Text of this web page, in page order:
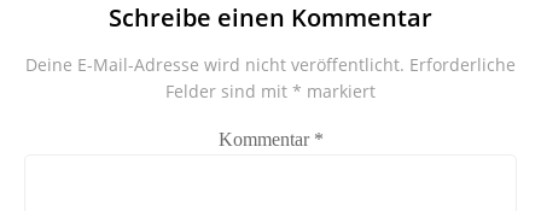
Schreibe einen Kommentar
Deine E-Mail-Adresse wird nicht veröffentlicht. Erforderliche
Felder sind mit * markiert
Kommentar *